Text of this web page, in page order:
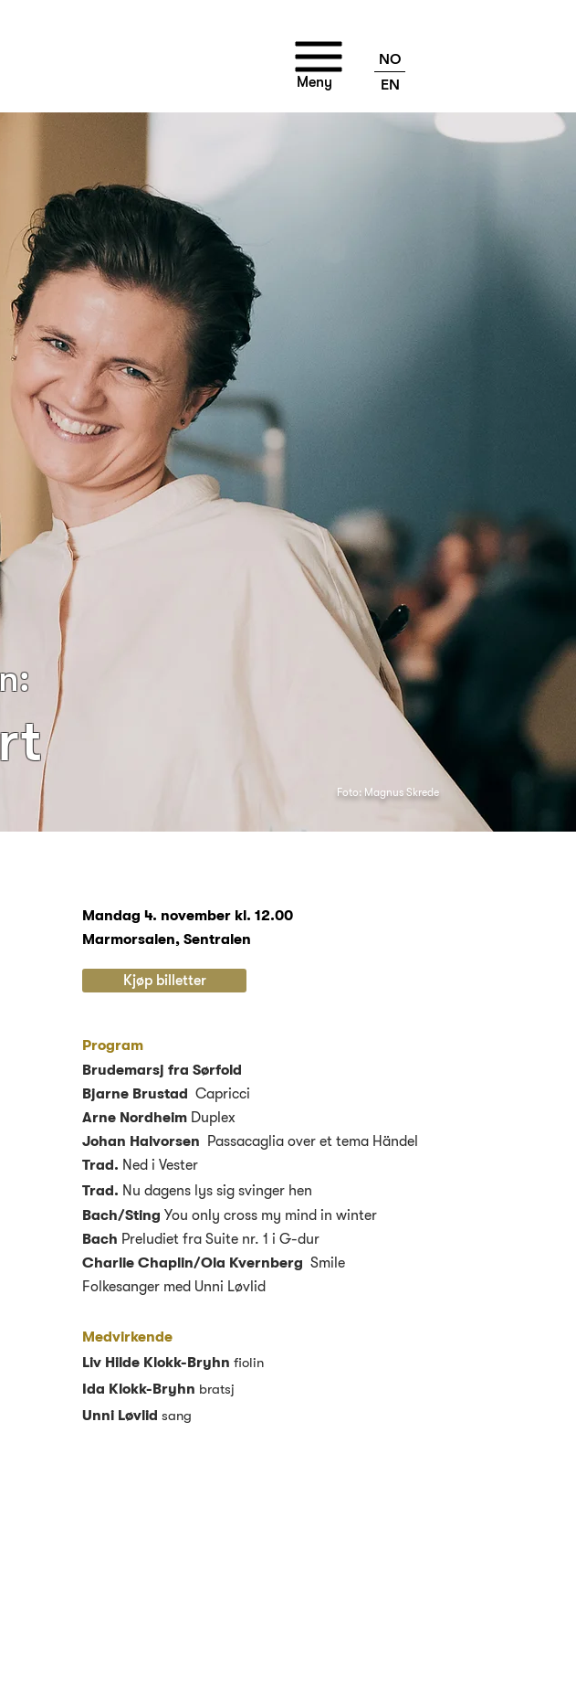
Meny
NO
EN
Foto: Magnus Skrede
Mandag 4. november kl. 12.00
Marmorsalen, Sentralen
Kjøp billetter
Program
Brudemarsj fra Sørfold
Bjarne Brustad Capricci
Arne Nordheim Duplex
Johan Halvorsen
Passacaglia over et tema Händel
Trad. Ned i Vester
Trad. Nu dagens lys sig svinger hen
Bach/Sting You only cross my mind in winter
Bach Preludiet fra Suite nr. 1 i G-dur
Charlie Chaplin/Ola Kvernberg Smile
Folkesanger med Unni Løvlid
Medvirkende
Liv Hilde Klokk-Bryhn fiolin
Ida Klokk-Bryhn bratsj
Unni Løvlid sang